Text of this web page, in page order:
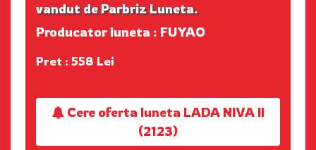
vandut de Parbriz Luneta.
Producator luneta : FUYAO
Pret : 558 Lei
Cere oferta luneta LADA NIVA II
(2123)